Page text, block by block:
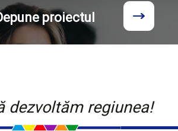
proiectul
dezvoltăm regiunea!